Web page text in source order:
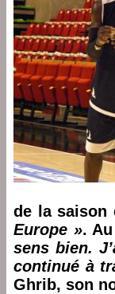
de la
Europe ».
sens bien.
continué à
Ghrib, son